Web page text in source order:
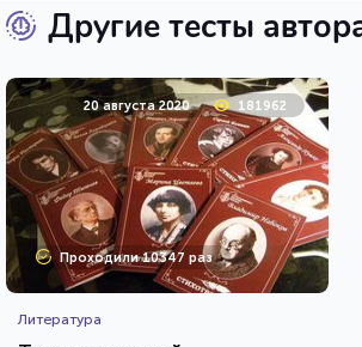
Другие тесты
20 августа 2020 181962
Проходили 10347 раз
Литература